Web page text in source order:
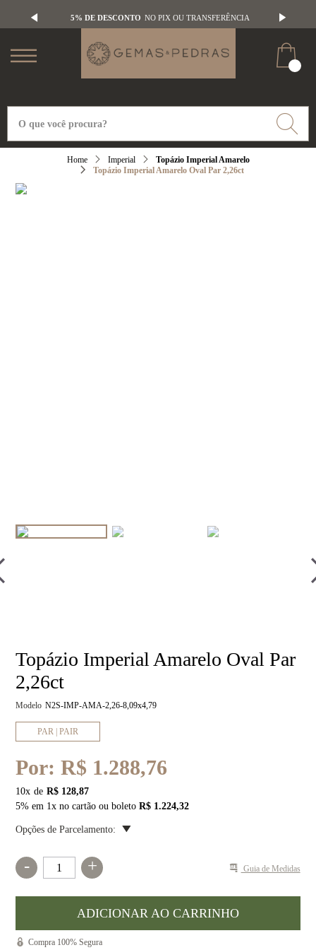
5% DE DESCONTO NO PIX OU TRANSFERÊNCIA
Imperial
Topázio Imperial Amarelo
Topázio Imperial Amarelo Oval Par 2,26ct
Topázio Imperial Amarelo Oval Par
2,26ct
Modelo N2S-IMP-AMA-2,26-8,09x4,79
PAR | PAIR
Por:R$ 1.288,76
10x
R$ 128,87
5% em 1x no cartão ou boletoR$ 1.224,32
Opções de Parcelamento:
- + Guia de Medidas
Compra 100% Segura